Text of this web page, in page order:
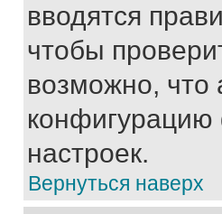
вводятся
чтобы
возможно, что
настроек.
Вернуться наверх